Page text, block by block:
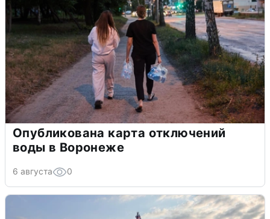
Опубликована карта отключений
воды в Воронеже
6 августа 0